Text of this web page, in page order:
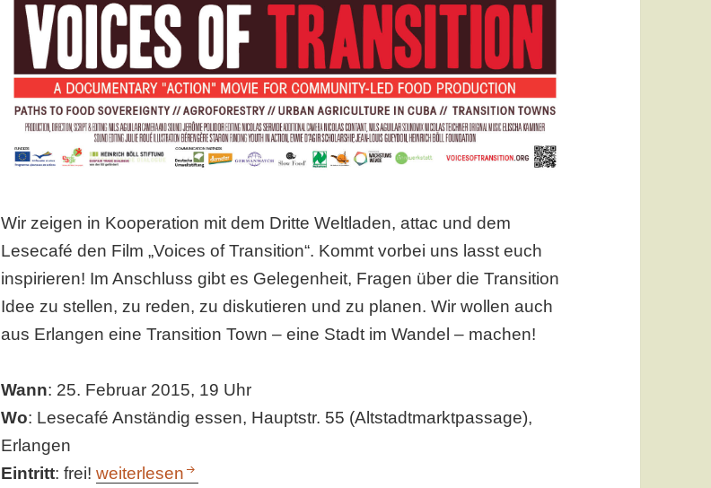
Wir zeigen in Kooperation mit dem Dritte Weltladen, attac und dem
Lesecafé den Film „Voices of Transition“. Kommt vorbei uns lasst euch
inspirieren! Im Anschluss gibt es Gelegenheit, Fragen über die Transition
Idee zu stellen, zu reden, zu diskutieren und zu planen. Wir wollen auch
aus Erlangen eine Transition Town – eine Stadt im Wandel – machen!
Wann: 25. Februar 2015, 19 Uhr
Wo: Lesecafé Anständig essen, Hauptstr. 55 (Altstadtmarktpassage),
Erlangen
Eintritt: frei!Voices of Transition – Film und Diskussion am 25.02.2015
weiterlesen